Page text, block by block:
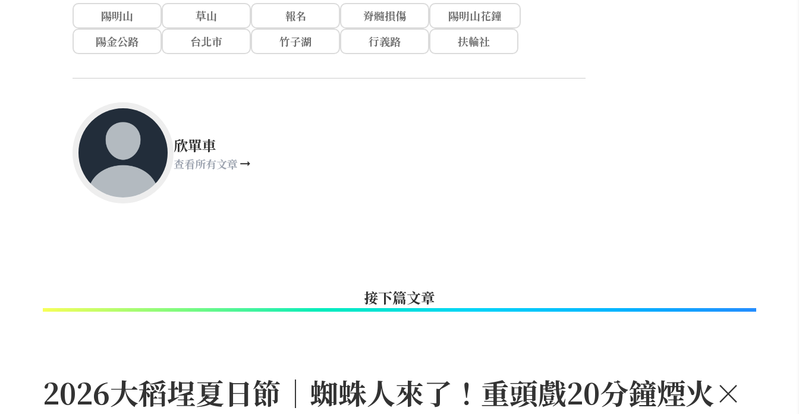
陽明山 草山 報名 脊髓損傷
陽明山花鐘
陽金公路
台北市 竹子湖 行義路 扶輪社
欣單車
查看所有文章
接下篇文章
2026大稻埕夏日節｜蜘蛛人來了！重頭戲20分鐘煙火×